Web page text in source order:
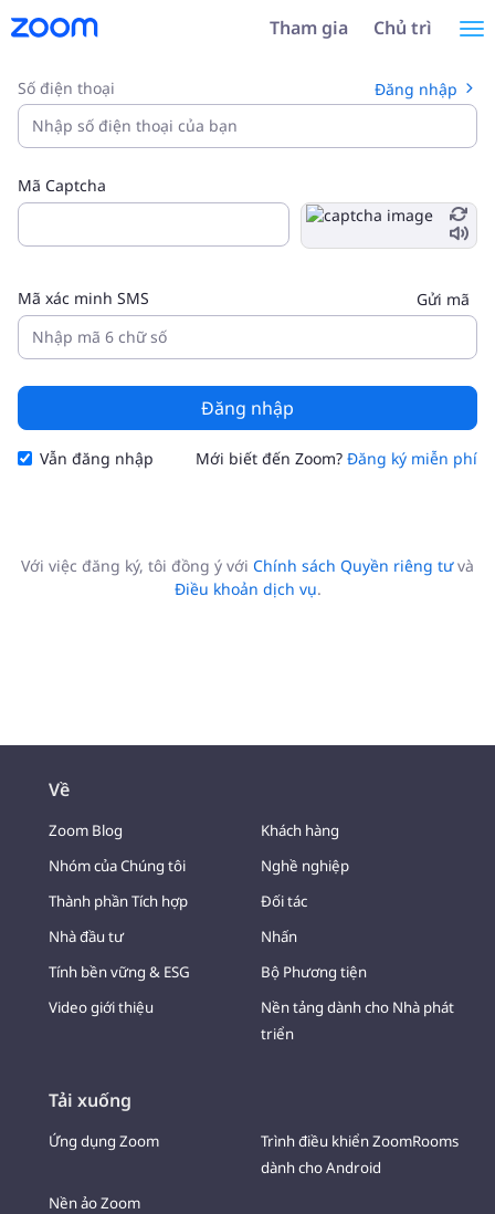
Bỏ
qua
chuyển
đến
dung
Tổng
quan
Trợ
năng
Tham gia Chủ trì
Số điện thoại Đăng nhập
Mã Captcha
Mã xác minh SMS Gửi mã
Đăng nhập
Mới biết đến Zoom? Đăng ký miễn phí
Vẫn đăng nhập
Với việc đăng ký, tôi đồng ý với Chính sách Quyền riêng tưvà
Điều khoản dịch vụ.
Về
Zoom Blog
Khách hàng
Nhóm của Chúng tôi
Nghề nghiệp
Thành phần Tích hợp
Đối tác
Nhà đầu tư
Nhấn
Tính bền vững & ESG
Bộ Phương tiện
Video giới thiệu
Nền tảng dành cho Nhà phát
triển
Tải xuống
Ứng dụng Zoom
Trình điều khiển ZoomRooms
dành cho Android
Nền ảo Zoom